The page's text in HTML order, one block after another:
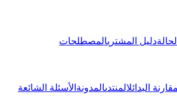
دليل المشتريالمصطلحات
البدائلالمنتدىالمدونة الأسئلة الشائعة